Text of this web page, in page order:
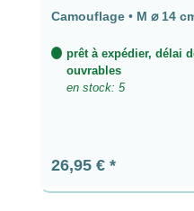
⌀ 14 cm, longueur 52 cm
Camouflage • M ⌀ 14
prêt à expédier, délai
ouvrables
en stock: 5
Prix régulier :
26,95 €